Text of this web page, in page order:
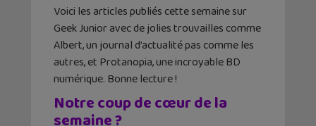
Voici les articles publiés cette semaine sur
Geek Junior avec de jolies trouvailles comme
Albert, un journal d’actualité pas comme les
autres, et Protanopia, une incroyable BD
numérique. Bonne lecture !
Notre coup de cœur de la
semaine ?